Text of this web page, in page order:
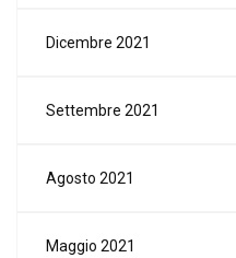
Dicembre 2021
Settembre 2021
Agosto 2021
Maggio 2021